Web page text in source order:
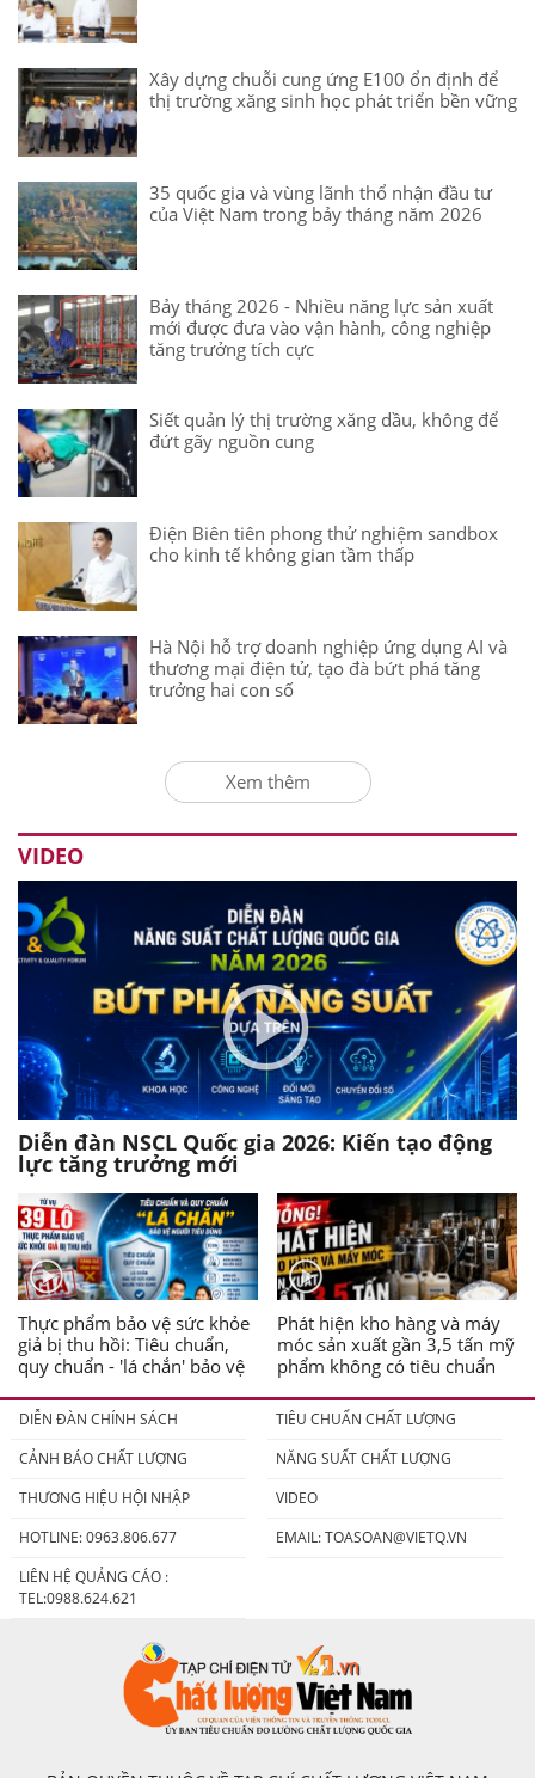
Xây dựng chuỗi cung ứng E100 ổn định để
thị trường xăng sinh học phát triển bền vững
35 quốc gia và vùng lãnh thổ nhận đầu tư
của Việt Nam trong bảy tháng năm 2026
Bảy tháng 2026 - Nhiều năng lực sản xuất
mới được đưa vào vận hành, công nghiệp
tăng trưởng tích cực
Siết quản lý thị trường xăng dầu, không để
đứt gãy nguồn cung
Điện Biên tiên phong thử nghiệm sandbox
cho kinh tế không gian tầm thấp
Hà Nội hỗ trợ doanh nghiệp ứng dụng AI và
thương mại điện tử, tạo đà bứt phá tăng
trưởng hai con số
Xem thêm
VIDEO
Diễn đàn NSCL Quốc gia 2026: Kiến tạo động
lực tăng trưởng mới
Thực phẩm bảo vệ sức khỏe
giả bị thu hồi: Tiêu chuẩn,
quy chuẩn - 'lá chắn' bảo vệ
Phát hiện kho hàng và máy
móc sản xuất gần 3,5 tấn mỹ
phẩm không có tiêu chuẩn
DIỄN ĐÀN CHÍNH SÁCH
TIÊU CHUẨN CHẤT LƯỢNG
CẢNH BÁO CHẤT LƯỢNG
NĂNG SUẤT CHẤT LƯỢNG
THƯƠNG HIỆU HỘI NHẬP
VIDEO
HOTLINE: 0963.806.677
EMAIL:TOASOAN@VIETQ.VN
LIÊN HỆ QUẢNG CÁO :
TEL:0988.624.621